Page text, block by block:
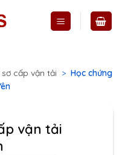
cấp vận tải > Học chứng
vận tải